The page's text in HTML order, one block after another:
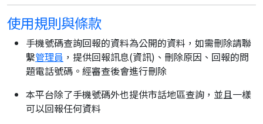
使用規則與條款
手機號碼查詢回報的資料為公開的資料，如需刪除請聯
繫管理員 ，提供回報訊息(資訊)、刪除原因、回報的問
題電話號碼。經審查後會進行刪除
本平台除了手機號碼外也提供市話地區查詢，並且一樣
可以回報任何資料